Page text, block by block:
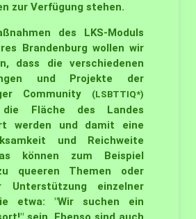
zur Verfügung stehen.
des LKS-Moduls
Brandenburg wollen wir
dass die verschiedenen
und Projekte der
Community
(LSBTTIQ*)
Fläche des Landes
werden und damit eine
und Reichweite
können zum Beispiel
queeren Themen oder
Unterstützung einzelner
etwa: "Wir suchen ein